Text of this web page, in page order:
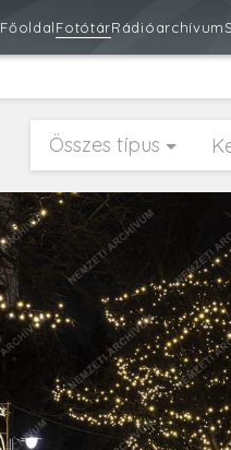
FőoldalFotótárRádióarchívum
Összes típus